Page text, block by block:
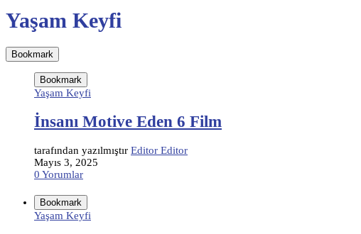
Yaşam Keyfi
Bookmark
Bookmark
Yaşam Keyfi
İnsanı Motive Eden 6 Film
tarafından yazılmıştır Editor Editor
Mayıs 3, 2025
0 Yorumlar
Bookmark
Yaşam Keyfi